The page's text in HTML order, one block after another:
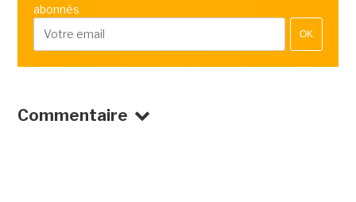
abonnés
OK
Commentaire